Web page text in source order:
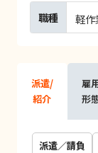
職種 軽作
派遣/
紹介
雇
形
派遣／請負